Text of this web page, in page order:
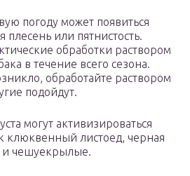
погоду может появиться
плесень или пятнистость.
обработки раствором
в течение всего сезона.
обработайте раствором
подойдут.
могут активизироваться
клюквенный листоед, черная
и чешуекрылые.